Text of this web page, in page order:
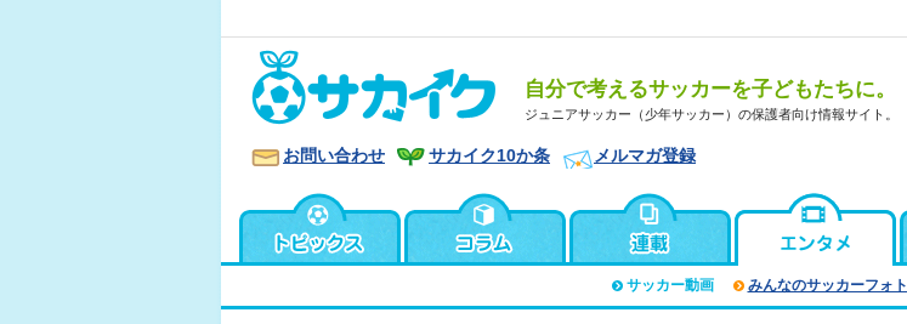
自分で考えるサッカーを子どもたちに。
ジュニアサッカー（少年サッカー）の保護者向け情報サイト。
お問い合わせ サカイク10か条 メルマガ登録
サッカー動画 みんなのサッカーフォト